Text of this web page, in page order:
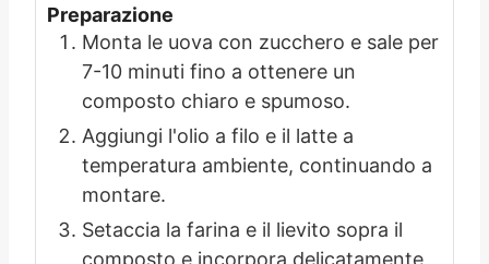
Preparazione
Monta le uova con zucchero e sale per
7-10 minuti fino a ottenere un
composto chiaro e spumoso.
Aggiungi l'olio a filo e il latte a
temperatura ambiente, continuando a
montare.
Setaccia la farina e il lievito sopra il
composto e incorpora delicatamente